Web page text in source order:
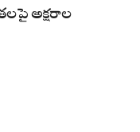
అక్షరాల